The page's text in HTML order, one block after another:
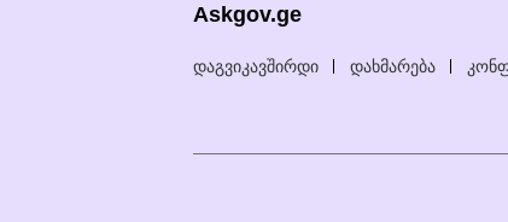
Askgov.ge
დაგვიკავშირდი დახმარება